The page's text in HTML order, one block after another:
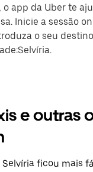
o app da Uber te
Inicie a sessão
o seu
e outras
ficou mais